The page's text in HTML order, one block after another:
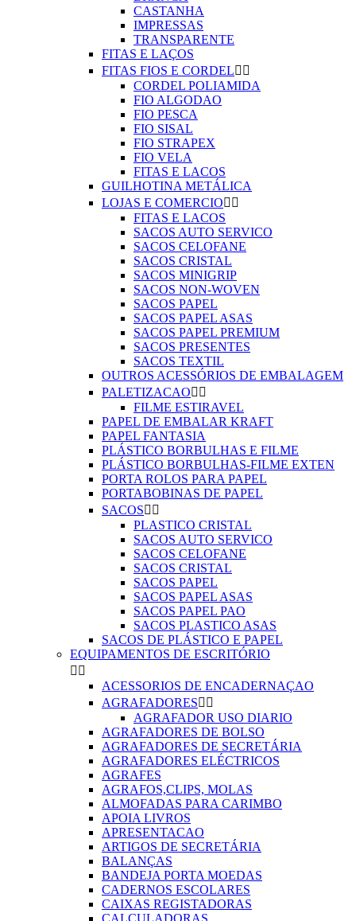
CASTANHA
IMPRESSAS
TRANSPARENTE
FITAS E LAÇOS
FITAS FIOS E CORDEL 
CORDEL POLIAMIDA
FIO ALGODAO
FIO PESCA
FIO SISAL
FIO STRAPEX
FIO VELA
FITAS E LACOS
GUILHOTINA METÁLICA
LOJAS E COMERCIO 
FITAS E LACOS
SACOS AUTO SERVICO
SACOS CELOFANE
SACOS CRISTAL
SACOS MINIGRIP
SACOS NON-WOVEN
SACOS PAPEL
SACOS PAPEL ASAS
SACOS PAPEL PREMIUM
SACOS PRESENTES
SACOS TEXTIL
OUTROS ACESSÓRIOS DE EMBALAGEM
PALETIZACAO 
FILME ESTIRAVEL
PAPEL DE EMBALAR KRAFT
PAPEL FANTASIA
PLÁSTICO BORBULHAS E FILME
PLÁSTICO BORBULHAS-FILME EXTEN
PORTA ROLOS PARA PAPEL
PORTABOBINAS DE PAPEL
SACOS 
PLASTICO CRISTAL
SACOS AUTO SERVICO
SACOS CELOFANE
SACOS CRISTAL
SACOS PAPEL
SACOS PAPEL ASAS
SACOS PAPEL PAO
SACOS PLASTICO ASAS
SACOS DE PLÁSTICO E PAPEL
EQUIPAMENTOS DE ESCRITÓRIO
 
ACESSORIOS DE ENCADERNAÇAO
AGRAFADORES 
AGRAFADOR USO DIARIO
AGRAFADORES DE BOLSO
AGRAFADORES DE SECRETÁRIA
AGRAFADORES ELÉCTRICOS
AGRAFES
AGRAFOS,CLIPS, MOLAS
ALMOFADAS PARA CARIMBO
APOIA LIVROS
APRESENTACAO
ARTIGOS DE SECRETÁRIA
BALANÇAS
BANDEJA PORTA MOEDAS
CADERNOS ESCOLARES
CAIXAS REGISTADORAS
CALCULADORAS